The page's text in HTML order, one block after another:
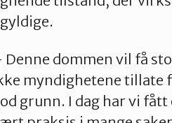
Denne dommen vil få
myndighetene tillate
grunn. I dag har vi